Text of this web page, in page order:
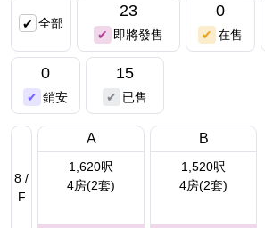
全部
23
即將發售
0
在售
0
銷安
15
已售
8 /
F
A
1,620呎
4房(2套)
B
1,520呎
4房(2套)